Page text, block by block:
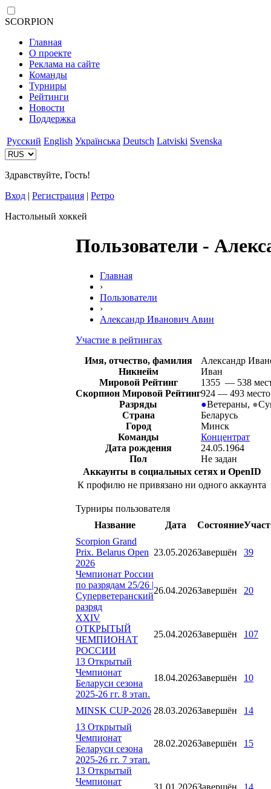
SCORPION
Главная
О проекте
Реклама на сайте
Команды
Турниры
Рейтинги
Новости
Поддержка
Русский English Українська Deutsch Latviski Svenska
Здравствуйте, Гость!
Вход | Регистрация | Ретро
Настольный хоккей
Пользователи -
Главная
›
Пользователи
›
Александр Иванович Авин
Участие в рейтингах
Имя, отчество, фамилия
Александр
Никнейм
Иван
Мировой Рейтинг
1355 — 538
Скорпион Мировой Рейтинг924 — 493 место
Разряды
●Ветераны, ●
Страна
Беларусь
Город
Минск
Команды
Концентрат
Дата рождения
24.05.1964
Пол
Не задан
Аккаунты в социальных сетях и OpenID
К профилю не привязано ни одного аккаунта
Турниры пользователя
Название
Дата Состояние
Scorpion Grand
Prix. Belarus Open
2026
23.05.2026Завершён 39
Чемпионат России
по разрядам 25/26 |
Суперветеранский
разряд
26.04.2026Завершён 20
XXIV
ОТКРЫТЫЙ
ЧЕМПИОНАТ
РОССИИ
25.04.2026Завершён 107
13 Открытый
Чемпионат
Беларуси сезона
2025-26 гг. 8 этап.
18.04.2026Завершён 10
MINSK CUP-2026 28.03.2026Завершён
14
13 Открытый
Чемпионат
Беларуси сезона
2025-26 гг. 7 этап.
28.02.2026Завершён 15
13 Открытый
Чемпионат
31.01.2026Завершён 14